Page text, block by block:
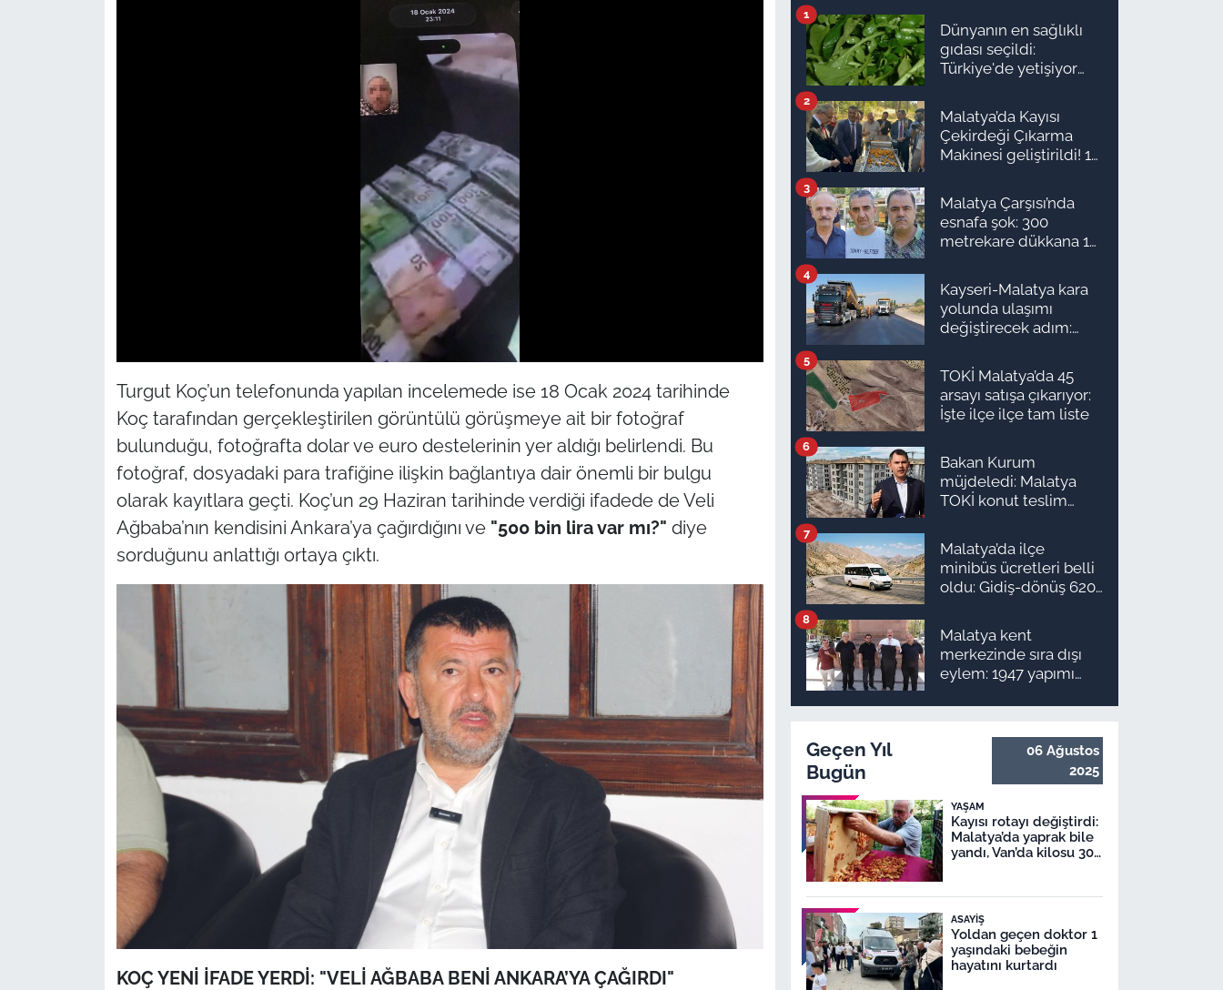
Turgut Koç’un telefonunda yapılan incelemede ise 18 Ocak 2024 tarihinde
Koç tarafından gerçekleştirilen görüntülü görüşmeye ait bir fotoğraf
bulunduğu, fotoğrafta dolar ve euro destelerinin yer aldığı belirlendi. Bu
fotoğraf, dosyadaki para trafiğine ilişkin bağlantıya dair önemli bir bulgu
olarak kayıtlara geçti. Koç’un 29 Haziran tarihinde verdiği ifadede de Veli
Ağbaba’nın kendisini Ankara’ya çağırdığını ve "500 bin lira var mı?" diye
sorduğunu anlattığı ortaya çıktı.
KOÇ YENİ İFADE YERDİ: "VELİ AĞBABA BENİ ANKARA’YA ÇAĞIRDI"
Dünyanın en sağlıklı
gıdası seçildi:
Türkiye'de yetişiyor
bakmıyor
1
Malatya’da Kayısı
Çekirdeği Çıkarma
Makinesi geliştirildi! 16
2
Malatya Çarşısı’nda
esnafa şok: 300
metrekare dükkana 1
3
Kayseri-Malatya kara
yolunda ulaşımı
değiştirecek adım:
4
TOKİ Malatya’da 45
arsayı satışa çıkarıyor:
İşte ilçe ilçe tam liste
5
Bakan Kurum
müjdeledi: Malatya
TOKİ konut teslim
ilçe ilçe teslimat
takvimi ve ödeme
planı
6
Malatya’da ilçe
minibüs ücretleri belli
oldu: Gidiş-dönüş 620
7
Malatya kent
merkezinde sıra dışı
eylem: 1947 yapımı
giydirmek istediler
8
Geçen Yıl
Bugün
06 Ağustos
2025
YAŞAM
Kayısı rotayı değiştirdi:
Malatya’da yaprak bile
yandı, Van’da kilosu 300
ASAYIŞ
Yoldan geçen doktor 1
yaşındaki bebeğin
hayatını kurtardı